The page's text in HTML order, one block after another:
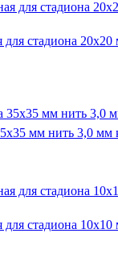
для стадиона
мм нить 3,0 мм
для стадиона